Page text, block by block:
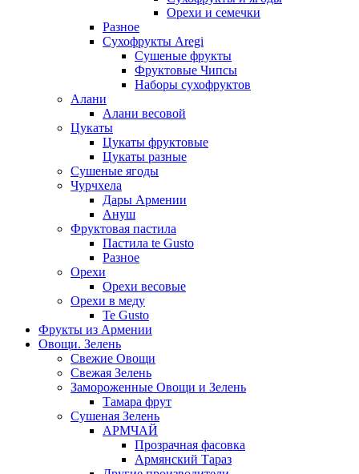
Орехи и семечки
Разное
Сухофрукты Aregi
Сушеные фрукты
Фруктовые Чипсы
Наборы сухофруктов
Алани
Алани весовой
Цукаты
Цукаты фруктовые
Цукаты разные
Сушеные ягоды
Чурчхела
Дары Армении
Ануш
Фруктовая пастила
Пастила te Gusto
Разное
Орехи
Орехи весовые
Орехи в меду
Te Gusto
Фрукты из Армении
Овощи. Зелень
Свежие Овощи
Свежая Зелень
Замороженные Овощи и Зелень
Тамара фрут
Сушеная Зелень
АРМЧАЙ
Прозрачная фасовка
Армянский Тараз